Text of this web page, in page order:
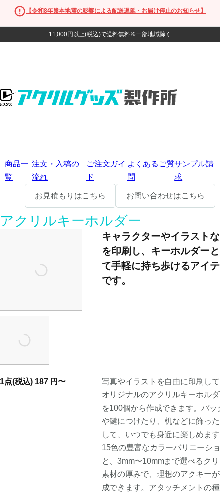
【令和8年熊本地震の影響による配送遅延・お届け停止のお知らせ】
11,000円以上(税込)で送料無料※一部地域除く
商品一
覧
注文・入稿の
流れ
ご注文ガイ
ド
よくあるご質
問
サンプル請
求
お見積もりはこちら お問い合わせはこちら
アクリルキーホルダー
キャラクターやイラスト
を印刷し、キーホルダー
て手軽に持ち歩けるアイ
です。
1点(税込) 187 円〜
写真やイラストを自由に印刷し
オリジナルのアクリルキーホル
を100個から作成できます。バッ
や鍵につけたり、机などに飾っ
して、いつでも身近に楽しめま
15色の豊富なカラーバリエーシ
と、3mm〜10mmまで選べるク
素材の厚みで、理想のアクキー
成できます。アタッチメントの